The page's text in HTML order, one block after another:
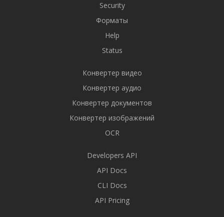
Security
Форматы
Help
Status
Конвертер видео
Конвертер аудио
Конвертер документов
Конвертер изображений
OCR
Developers API
API Docs
CLI Docs
API Pricing